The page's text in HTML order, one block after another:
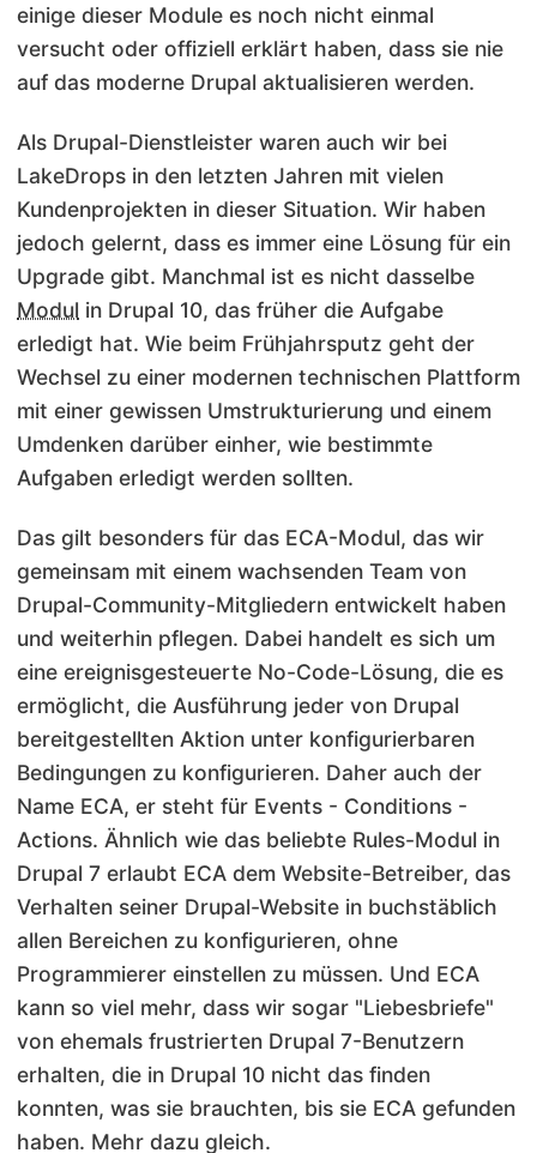
einige dieser Module es noch nicht einmal
versucht oder offiziell erklärt haben, dass sie nie
auf das moderne Drupal aktualisieren werden.
Als Drupal-Dienstleister waren auch wir bei
LakeDrops in den letzten Jahren mit vielen
Kundenprojekten in dieser Situation. Wir haben
jedoch gelernt, dass es immer eine Lösung für ein
Upgrade gibt. Manchmal ist es nicht dasselbe
Modul in Drupal 10, das früher die Aufgabe
erledigt hat. Wie beim Frühjahrsputz geht der
Wechsel zu einer modernen technischen Plattform
mit einer gewissen Umstrukturierung und einem
Umdenken darüber einher, wie bestimmte
Aufgaben erledigt werden sollten.
Das gilt besonders für das ECA-Modul, das wir
gemeinsam mit einem wachsenden Team von
Drupal-Community-Mitgliedern entwickelt haben
und weiterhin pflegen. Dabei handelt es sich um
eine ereignisgesteuerte No-Code-Lösung, die es
ermöglicht, die Ausführung jeder von Drupal
bereitgestellten Aktion unter konfigurierbaren
Bedingungen zu konfigurieren. Daher auch der
Name ECA, er steht für Events - Conditions -
Actions. Ähnlich wie das beliebte Rules-Modul in
Drupal 7 erlaubt ECA dem Website-Betreiber, das
Verhalten seiner Drupal-Website in buchstäblich
allen Bereichen zu konfigurieren, ohne
Programmierer einstellen zu müssen. Und ECA
kann so viel mehr, dass wir sogar "Liebesbriefe"
von ehemals frustrierten Drupal 7-Benutzern
erhalten, die in Drupal 10 nicht das finden
konnten, was sie brauchten, bis sie ECA gefunden
haben. Mehr dazu gleich.